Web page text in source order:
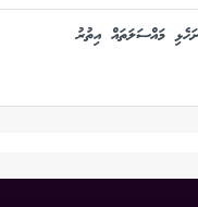
މައްސަލަތައް އިތުރު